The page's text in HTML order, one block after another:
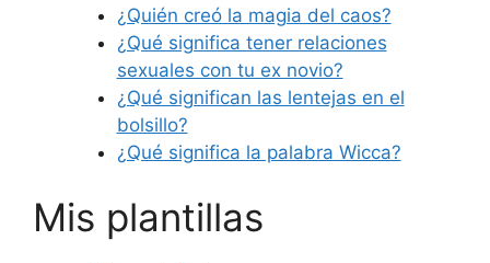
¿Quién creó la magia del caos?
¿Qué significa tener relaciones
sexuales con tu ex novio?
¿Qué significan las lentejas en el
bolsillo?
¿Qué significa la palabra Wicca?
Mis plantillas